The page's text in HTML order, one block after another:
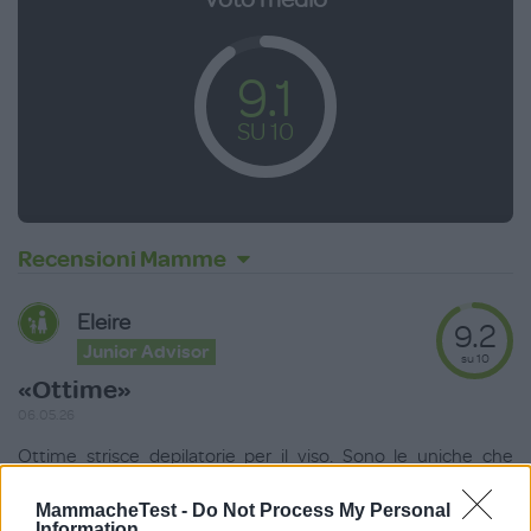
MammacheTest - Do Not Process My Personal
9.1
SU 10
Recensioni Mamme
Eleire
Junior Advisor
«Ottime»
9.2
su 10
Ottime strisce depilatorie per il viso. Sono le uniche che